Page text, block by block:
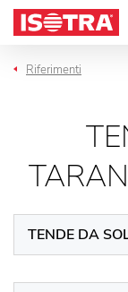
Vai al contenuto
Riferimenti
TENDE DA